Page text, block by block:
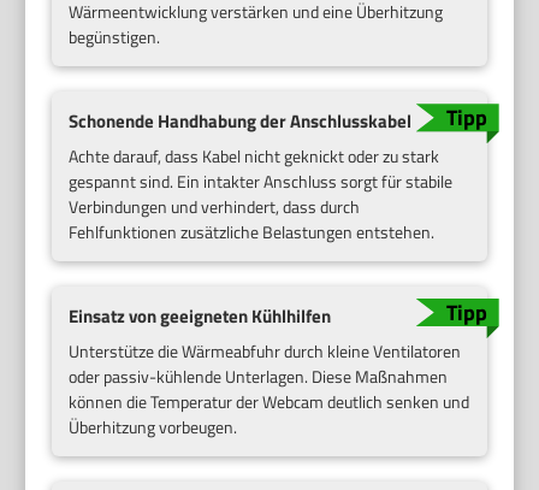
Wärmeentwicklung verstärken und eine Überhitzung
begünstigen.
Schonende Handhabung der Anschlusskabel
Achte darauf, dass Kabel nicht geknickt oder zu stark
gespannt sind. Ein intakter Anschluss sorgt für stabile
Verbindungen und verhindert, dass durch
Fehlfunktionen zusätzliche Belastungen entstehen.
Einsatz von geeigneten Kühlhilfen
Unterstütze die Wärmeabfuhr durch kleine Ventilatoren
oder passiv-kühlende Unterlagen. Diese Maßnahmen
können die Temperatur der Webcam deutlich senken und
Überhitzung vorbeugen.